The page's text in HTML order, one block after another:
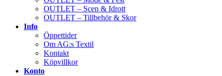
OUTLET – Scen & Idrott
OUTLET – Tillbehör & Skor
Info
Öppettider
Om AG:s Textil
Kontakt
Köpvillkor
Konto